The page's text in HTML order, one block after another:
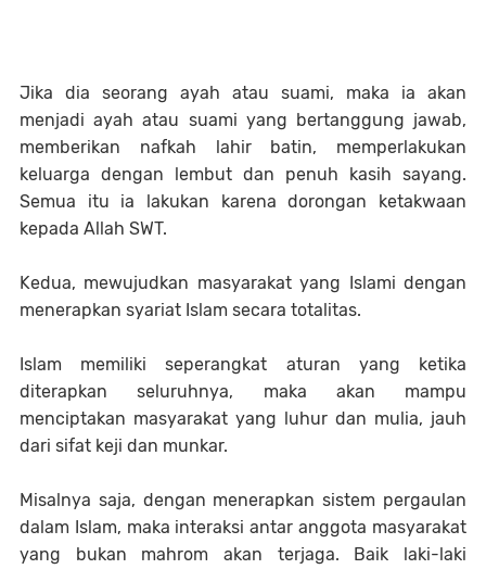
Jika dia seorang ayah atau suami, maka ia akan
menjadi ayah atau suami yang bertanggung jawab,
memberikan nafkah lahir batin, memperlakukan
keluarga dengan lembut dan penuh kasih sayang.
Semua itu ia lakukan karena dorongan ketakwaan
kepada Allah SWT.
Kedua, mewujudkan masyarakat yang Islami dengan
menerapkan syariat Islam secara totalitas.
Islam memiliki seperangkat aturan yang ketika
diterapkan seluruhnya, maka akan mampu
menciptakan masyarakat yang luhur dan mulia, jauh
dari sifat keji dan munkar.
Misalnya saja, dengan menerapkan sistem pergaulan
dalam Islam, maka interaksi antar anggota masyarakat
yang bukan mahrom akan terjaga. Baik laki-laki